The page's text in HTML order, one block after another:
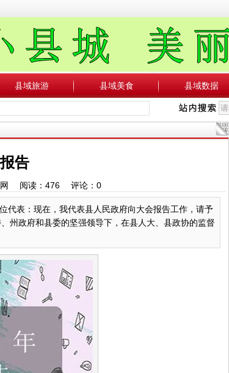
县域旅游 县域美食 县域数据
告
阅读： 476评论： 0
表：现在，我代表县人民政府向大会报告工作，请予
州政府和县委的坚强领导下，在县人大、县政协的监督